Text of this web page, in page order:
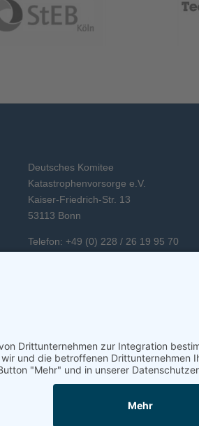
Deutsches Komitee
Katastrophenvorsorge e.V.
Kaiser-Friedrich-Str. 13
53113 Bonn
Telefon: +49 (0) 228 / 26 19 95 70